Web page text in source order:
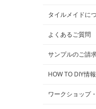
タイルメイドに
よくあるご質問
サンプルのご請
HOW TO DIY情報
ワークショップ